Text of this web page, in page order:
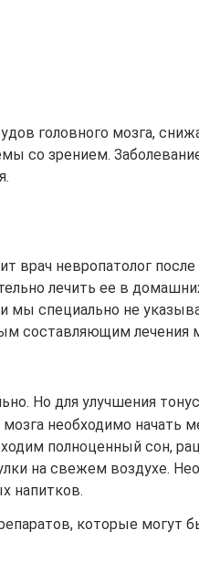
головного мозга,
со зрением.
врач невропатолог после
лечить ее в
мы специально не
составляющим лечения
Но для улучшения
необходимо начать
полноценный сон,
на свежем воздухе.
напитков.
которые могут